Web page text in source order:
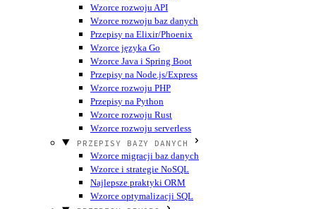
Wzorce rozwoju API
Wzorce rozwoju baz danych
Przepisy na Elixir/Phoenix
Wzorce języka Go
Wzorce Java i Spring Boot
Przepisy na Node.js/Express
Wzorce rozwoju PHP
Przepisy na Python
Wzorce rozwoju Rust
Wzorce rozwoju serverless
PRZEPISY BAZY DANYCH
Wzorce migracji baz danych
Wzorce i strategie NoSQL
Najlepsze praktyki ORM
Wzorce optymalizacji SQL